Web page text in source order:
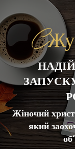
C
Жіночий
який